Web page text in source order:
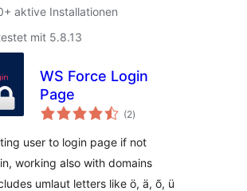
aktive Installationen
mit 5.8.13
WS Force Login
Page
(2Bewertungen
insgesamt
)
user to login page if not
working also with domains
umlaut letters like ö, ä, õ, ü